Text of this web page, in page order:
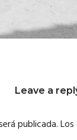
Leave a
publicada.